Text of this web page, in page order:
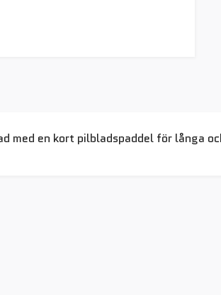
med en kort pilbladspaddel för långa